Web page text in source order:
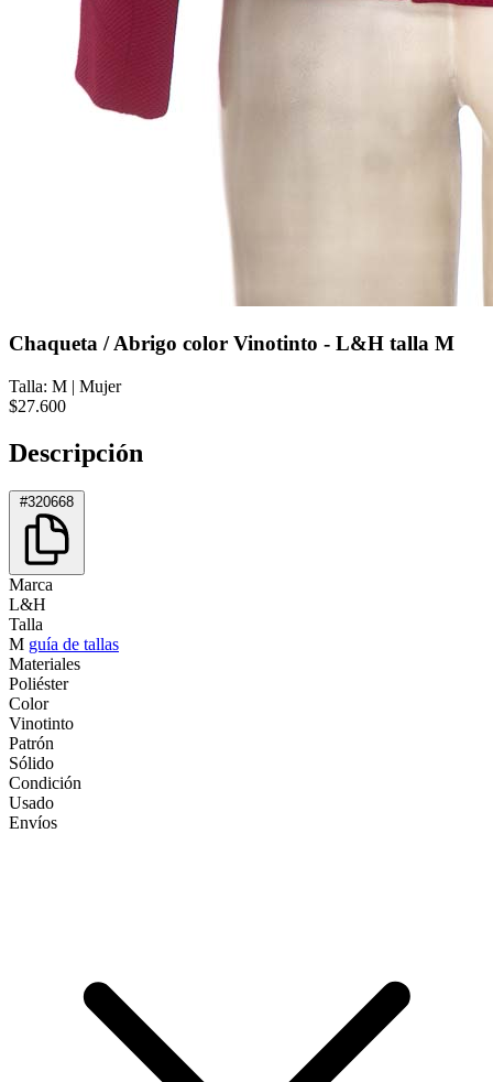
Chaqueta / Abrigo color Vinotinto - L&H talla M
Talla: M | Mujer
$27.600
Descripción
#320668
Marca
L&H
Talla
M guía de tallas
Materiales
Poliéster
Color
Vinotinto
Patrón
Sólido
Condición
Usado
Envíos